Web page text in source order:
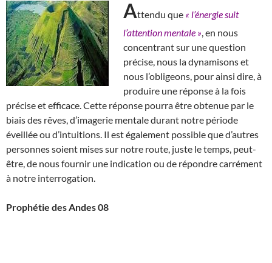
Attendu que « l’énergie suit
l’attention mentale » , en nous
concentrant sur une question
précise, nous la dynamisons et
nous l’obligeons, pour ainsi dire, à
produire une réponse à la fois
précise et efficace. Cette réponse pourra être obtenue par le
biais des rêves, d’imagerie mentale durant notre période
éveillée ou d’intuitions. Il est également possible que d’autres
personnes soient mises sur notre route, juste le temps, peut-
être, de nous fournir une indication ou de répondre carrément
à notre interrogation.
Prophétie des Andes 08